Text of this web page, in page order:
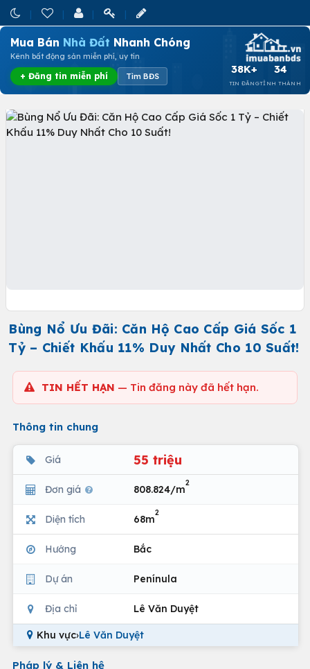
Mua Bán Nhà Đất Nhanh Chóng
Kênh bất động sản miễn phí, uy tín
+ Đăng tin miễn phí Tìm BĐS
38K+
TIN ĐĂNG
34
TỈNH THÀNH
Bùng Nổ Ưu Đãi: Căn Hộ Cao Cấp Giá Sốc 1
Tỷ – Chiết Khấu 11% Duy Nhất Cho 10 Suất!
TIN HẾT HẠN — Tin đăng này đã hết hạn.
Thông tin chung
Giá 55 triệu
Đơn giá 808.824/m
2
Diện tích 68m
2
Hướng Bắc
Dự án Penínula
Địa chỉ Lê Văn Duyệt
Khu vực›Lê Văn Duyệt
Pháp lý & Liên hệ